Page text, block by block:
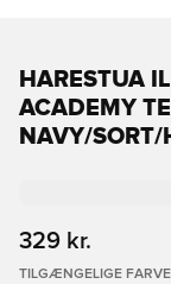
HARESTUA
ACADEMY
NAVY/SORT/
329 kr.
TILGÆNGELIGE